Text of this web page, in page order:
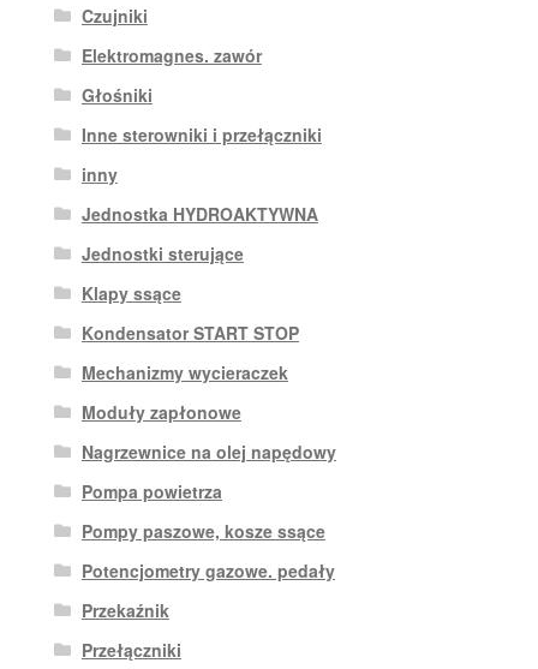
Czujniki
Elektromagnes. zawór
Głośniki
Inne sterowniki i przełączniki
inny
Jednostka HYDROAKTYWNA
Jednostki sterujące
Klapy ssące
Kondensator START STOP
Mechanizmy wycieraczek
Moduły zapłonowe
Nagrzewnice na olej napędowy
Pompa powietrza
Pompy paszowe, kosze ssące
Potencjometry gazowe. pedały
Przekaźnik
Przełączniki